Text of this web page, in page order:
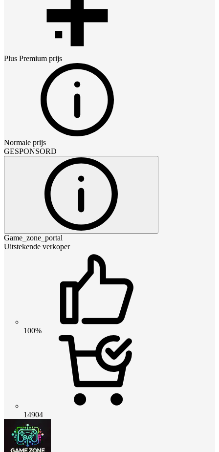
Plus Premium prijs
Normale prijs
GESPONSORD
Game_zone_portal
Uitstekende verkoper
100%
14904